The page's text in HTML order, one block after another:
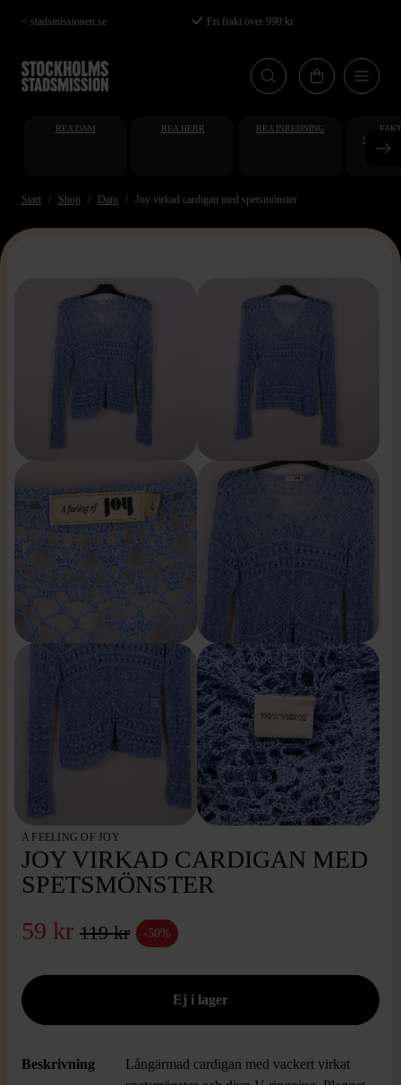
Hoppa
till
huvudinnehåll
< stadsmissionen.se Fri frakt över 990 kr
REA DAM REA HERR REA INREDNING
Start Shop Dam Joy virkad cardigan med spetsmönster
A FEELING OF JOY
JOY VIRKAD CARDIGAN MED
SPETSMÖNSTER
59 kr 119 kr -50%
Beskrivning
Långärmad cardigan med vackert virkat